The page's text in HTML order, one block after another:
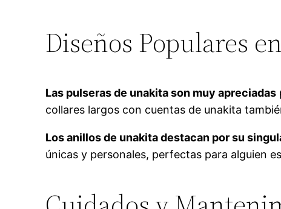
Diseños Populares
Las pulseras de unakita son muy apreciadas
collares largos con cuentas de unakita
Los anillos de unakita destacan por su
únicas y personales, perfectas para alguien